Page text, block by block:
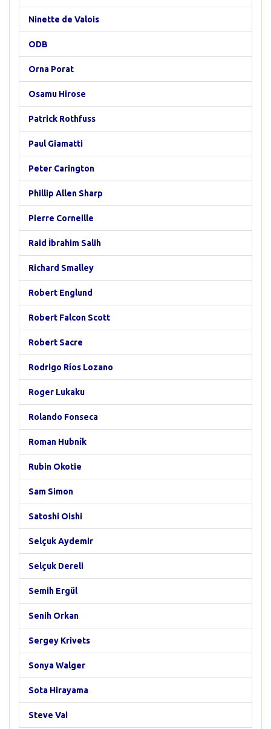
Ninette de Valois
ODB
Orna Porat
Osamu Hirose
Patrick Rothfuss
Paul Giamatti
Peter Carington
Phillip Allen Sharp
Pierre Corneille
Raid İbrahim Salih
Richard Smalley
Robert Englund
Robert Falcon Scott
Robert Sacre
Rodrigo Ríos Lozano
Roger Lukaku
Rolando Fonseca
Roman Hubník
Rubin Okotie
Sam Simon
Satoshi Oishi
Selçuk Aydemir
Selçuk Dereli
Semih Ergül
Senih Orkan
Sergey Krivets
Sonya Walger
Sota Hirayama
Steve Vai